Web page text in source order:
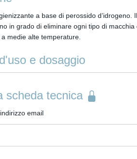
a base di perossido d’idrogeno.
in grado di eliminare ogni tipo di macchia
medie alte temperature.
e dosaggio
scheda tecnica
email